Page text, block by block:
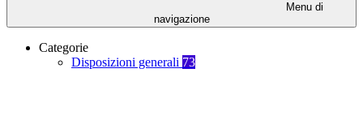
Menu di
navigazione
Categorie
Disposizioni generali 73